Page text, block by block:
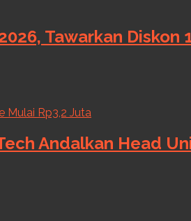
Tawarkan Diskon
Andalkan Head